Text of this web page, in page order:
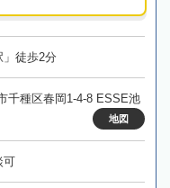
徒歩2分
千種区春岡1-4-8 ESSE池
地図
可